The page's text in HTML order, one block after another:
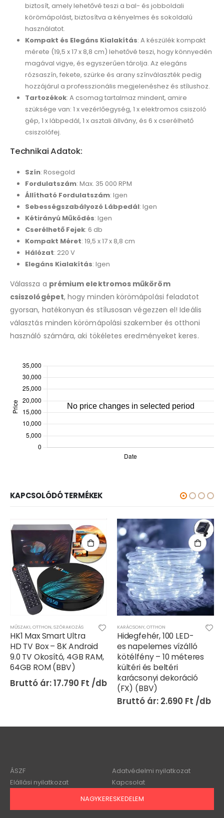
biztosít, amely lehetővé teszi a bal- és jobboldali
körömápolást, biztosítva a kényelmes és sokoldalú
használatot.
Kompakt és Elegáns Kialakítás: A készülék kompakt
mérete (19,5 x 17 x 8,8 cm) lehetővé teszi, hogy könnyedén
magával vigye, és egyszerűen tárolja. Az elegáns
rózsaszín, fekete, szürke és arany színválaszték pedig
hozzájárul a professzionális megjelenéshez és stílushoz.
Tartozékok: A csomag tartalmaz mindent, amire
szüksége van: 1 x vezérlőegység, 1 x elektromos csiszoló
gép, 1 x lábpedál, 1 x asztali állvány, és 6 x cserélhető
csiszolófej.
Technikai Adatok:
Szín: Rosegold
Fordulatszám: Max. 35 000 RPM
Állítható Fordulatszám: Igen
Sebességszabályozó Lábpedál: Igen
Kétirányú Működés: Igen
Cserélhető Fejek: 6 db
Kompakt Méret: 19,5 x 17 x 8,8 cm
Hálózat: 220 V
Elegáns Kialakítás: Igen
Válassza a prémium elektromos műköröm
csiszológépet, hogy minden körömápolási feladatot
gyorsan, hatékonyan és stílusosan végezzen el! Ideális
választás minden körömápolási szakember és otthoni
használó számára, aki tökéletes eredményeket keres.
KAPCSOLÓDÓ TERMÉKEK
MŰSZAKI,OTTHON,SZÓRAKOZÁS
HK1 Max Smart Ultra
HD TV Box – 8K Android
9.0 TV Okosító, 4GB RAM,
64GB ROM (BBV)
17.790 Ft
KARÁCSONY,OTTHON
Hidegfehér, 100 LED-
es napelemes vízálló
kötélfény – 10 méteres
kültéri és beltéri
karácsonyi dekoráció
(FX) (BBV)
2.690 Ft
ÁSZF
Adatvédelmi nyilatkozat
Elállási nyilatkozat
Kapcsolat
NAGYKERESKEDELEM